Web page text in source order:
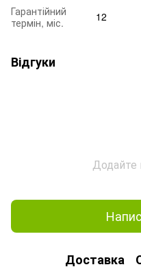
Гарантійний
термін, міс.
12
Відгуки
Додайте
Доставка